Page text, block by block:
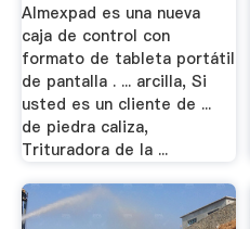
Almexpad es una nueva
caja de control con
formato de tableta portátil
de pantalla . ... arcilla, Si
usted es un cliente de ...
de piedra caliza,
Trituradora de la ...